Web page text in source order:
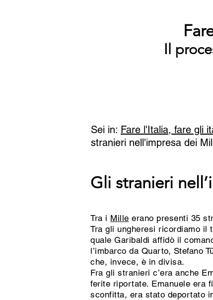
Il
Sei in: Fare l'Italia, fare gli
stranieri nell'impresa dei
Gli stranieri
Tra i Mille erano presenti 35
Tra gli ungheresi ricordiamo il
quale Garibaldi affidò il
l’imbarco da Quarto, Stefano
che, invece, è in divisa.
Fra gli stranieri c’era anche
ferite riportate. Emanuele era
sconfitta, era stato deportato